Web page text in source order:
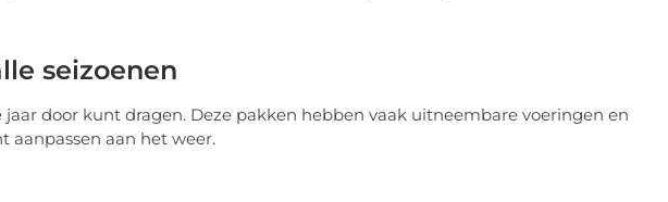
seizoenen
door kunt dragen. Deze pakken hebben vaak uitneembare voeringen en
aanpassen aan het weer.